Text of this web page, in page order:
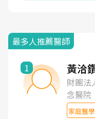
最多人推薦醫師
1 黃洽
財團法
念醫院
家庭醫